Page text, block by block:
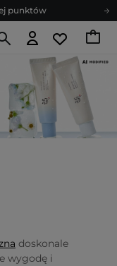
punktów
porad
do 24h.
punktów
porad
doskonale
wygodę i